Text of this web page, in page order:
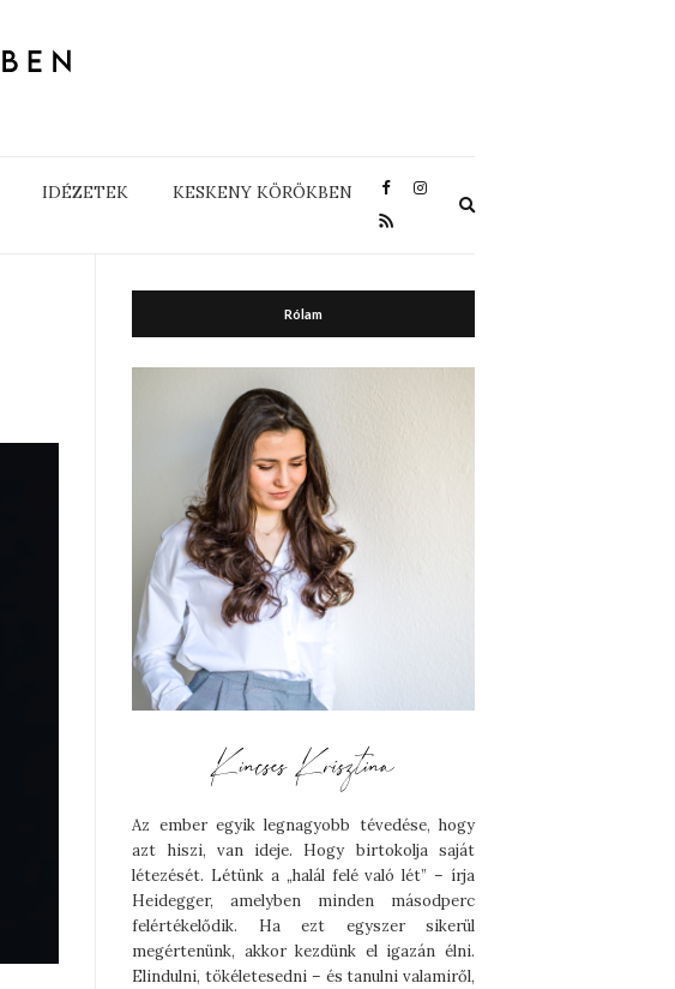
IDÉZETEK
KESKENY KÖRÖKBEN
Rólam
Az ember egyik legnagyobb tévedése, hogy
azt hiszi, van ideje. Hogy birtokolja saját
létezését. Létünk a „halál felé való lét” – írja
Heidegger, amelyben minden másodperc
felértékelődik. Ha ezt egyszer sikerül
megértenünk, akkor kezdünk el igazán élni.
Elindulni, tökéletesedni – és tanulni valamiről,